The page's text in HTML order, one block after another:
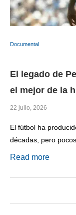
Documental
El legado de
el mejor de la
22 julio, 2026
El fútbol ha
décadas, pero
Read more